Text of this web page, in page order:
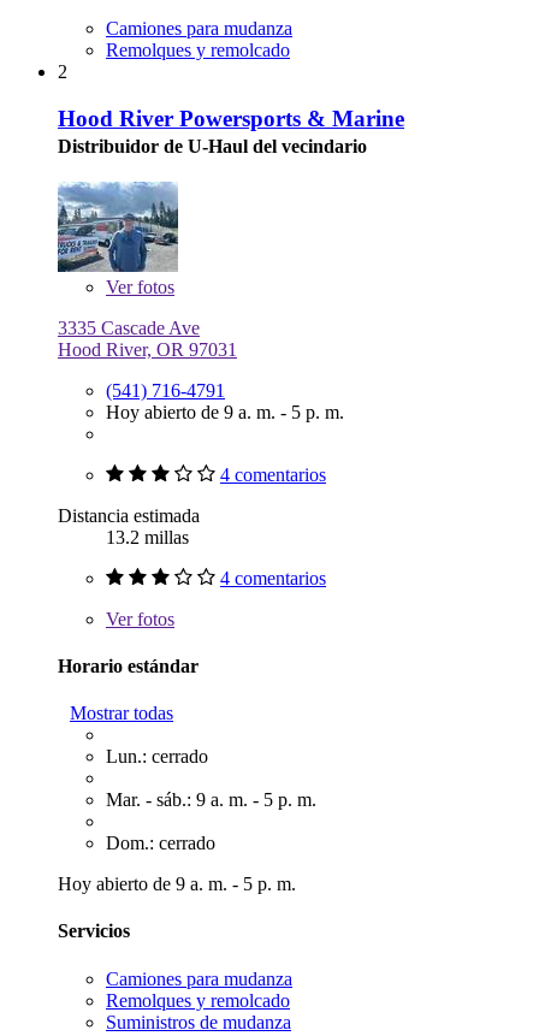
Camiones para mudanza
Remolques y remolcado
2
Hood River Powersports & Marine
Distribuidor de U-Haul del vecindario
Verfotos
3335 Cascade Ave
Hood River, OR 97031
(541) 716-4791
Hoy abierto de 9 a. m. - 5 p. m.
4 comentarios
Distancia estimada
13.2 millas
4 comentarios
Verfotos
Horario estándar
Mostrar todas
Lun.: cerrado
Mar. - sáb.: 9 a. m. - 5 p. m.
Dom.: cerrado
Hoy abierto de 9 a. m. - 5 p. m.
Servicios
Camiones para mudanza
Remolques y remolcado
Suministros de mudanza